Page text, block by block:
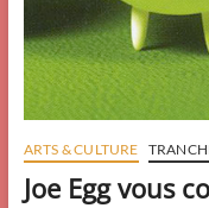
ARTS & CULTURE
Joe Egg vous